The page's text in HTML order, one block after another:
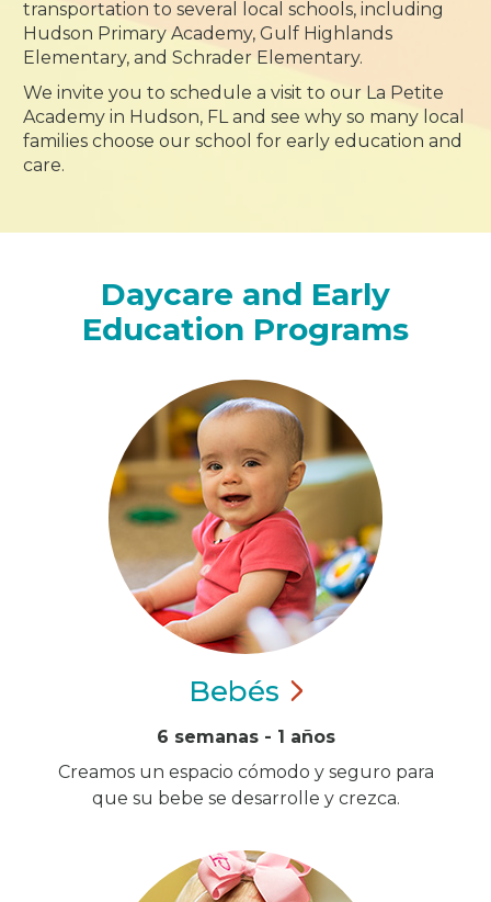
transportation to several local schools, including
Hudson Primary Academy, Gulf Highlands
Elementary, and Schrader Elementary.
We invite you to schedule a visit to our La Petite
Academy in Hudson, FL and see why so many local
families choose our school for early education and
care.
Daycare and Early
Education Programs
Bebés
6 semanas - 1 años
Creamos un espacio cómodo y seguro para
que su bebe se desarrolle y crezca.